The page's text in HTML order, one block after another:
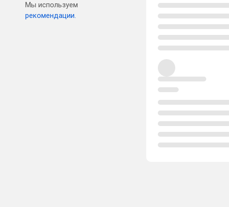
Мы используем
рекомендации.